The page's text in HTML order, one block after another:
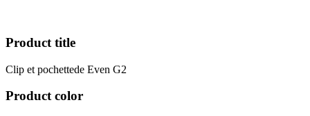
Product title
Clip et pochettede Even G2
Product color